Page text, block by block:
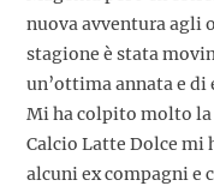
nuova avventura agli
stagione è stata
un’ottima annata e
Mi ha colpito molto la
Calcio Latte Dolce mi
alcuni ex compagni e